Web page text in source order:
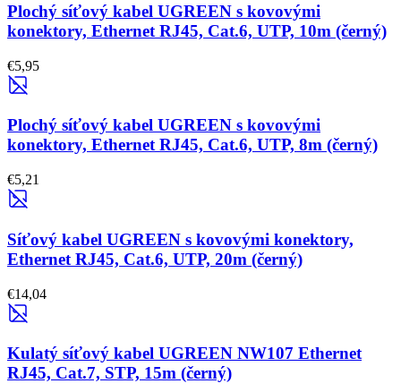
Plochý síťový kabel UGREEN s kovovými
konektory, Ethernet RJ45, Cat.6, UTP, 10m (černý)
€5,95
Plochý síťový kabel UGREEN s kovovými
konektory, Ethernet RJ45, Cat.6, UTP, 8m (černý)
€5,21
Síťový kabel UGREEN s kovovými konektory,
Ethernet RJ45, Cat.6, UTP, 20m (černý)
€14,04
Kulatý síťový kabel UGREEN NW107 Ethernet
RJ45, Cat.7, STP, 15m (černý)